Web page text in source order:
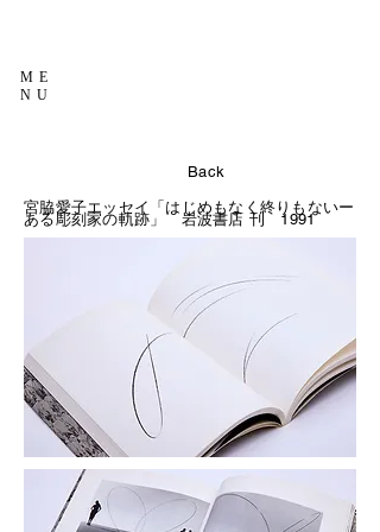
ME
NU
Back
宮脇愛子エッセイ「はじめもなく終りもないー
ある彫刻家の軌跡」岩波書店 刊 1991